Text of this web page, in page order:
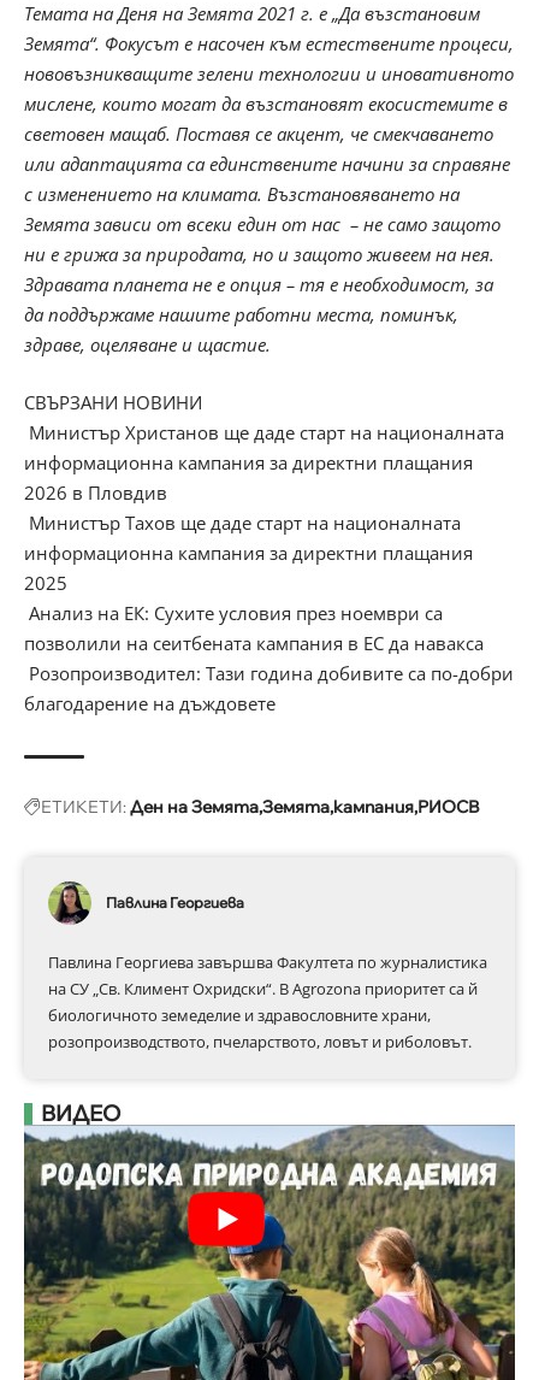
Темата на Деня на Земята 2021 г. е „Да възстановим
Земята“. Фокусът е насочен към естествените процеси,
нововъзникващите зелени технологии и иновативното
мислене, които могат да възстановят екосистемите в
световен мащаб. Поставя се акцент, че смекчаването
или адаптацията са единствените начини за справяне
с изменението на климата. Възстановяването на
Земята зависи от всеки един от нас – не само защото
ни е грижа за природата, но и защото живеем на нея.
Здравата планета не е опция – тя е необходимост, за
да поддържаме нашите работни места, поминък,
здраве, оцеляване и щастие.
СВЪРЗАНИ НОВИНИ
Министър Христанов ще даде старт на националната
информационна кампания за директни плащания
2026 в Пловдив
Министър Тахов ще даде старт на националната
информационна кампания за директни плащания
2025
Анализ на ЕК: Сухите условия през ноември са
позволили на сеитбената кампания в ЕС да навакса
Розопроизводител: Тази година добивите са по-добри
благодарение на дъждовете
ЕТИКЕТИ:Ден на ЗемятаЗемятакампания РИОСВ
Павлина Георгиева
Павлина Георгиева завършва Факултета по журналистика
на СУ „Св. Климент Охридски“. В Аgrozona приоритет са й
биологичното земеделие и здравословните храни,
розопроизводството, пчеларството, ловът и риболовът.
ВИДЕО